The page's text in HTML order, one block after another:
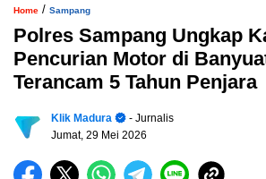
Home / Sampang
Polres Sampang Ungkap
Pencurian Motor di
Terancam 5 Tahun Penjara
Klik Madura
- Jurnalis
Jumat, 29 Mei 2026